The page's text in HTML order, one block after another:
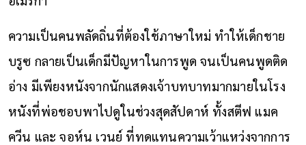
ความเป็นคนพลัดถิ่นที่ต้องใช้ภาษาใหม่ ทำให้เด็กชาย
บรูซ กลายเป็นเด็กมีปัญหาในการพูด จนเป็นคนพูดติด
อ่าง มีเพียงหนังจากนักแสดงเจ้าบทบาทมากมายในโรง
หนังที่พ่อชอบพาไปดูในช่วงสุดสัปดาห์ ทั้งสตีฟ แมค
ควีน และ จอห์น เวนย์ ที่ทดแทนความเว้าแหว่งจากการ